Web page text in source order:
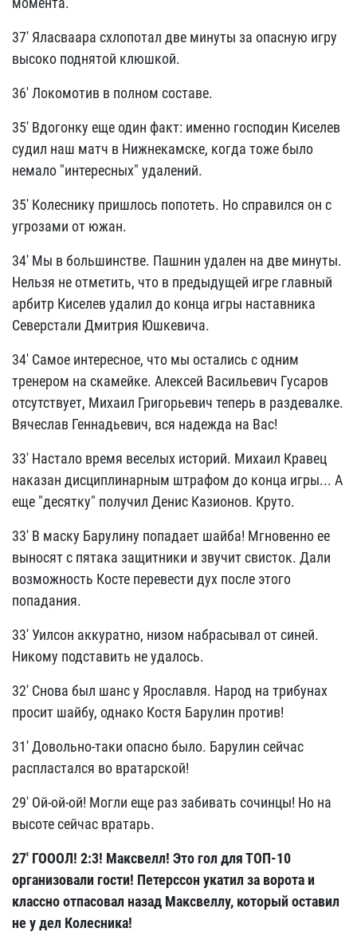
37' Яласваара схлопотал две минуты за опасную игру
высоко поднятой клюшкой.
36' Локомотив в полном составе.
35' Вдогонку еще один факт: именно господин Киселев
судил наш матч в Нижнекамске, когда тоже было
немало "интересных" удалений.
35' Колеснику пришлось попотеть. Но справился он с
угрозами от южан.
34' Мы в большинстве. Пашнин удален на две минуты.
Нельзя не отметить, что в предыдущей игре главный
арбитр Киселев удалил до конца игры наставника
Северстали Дмитрия Юшкевича.
34' Самое интересное, что мы остались с одним
тренером на скамейке. Алексей Васильевич Гусаров
отсутствует, Михаил Григорьевич теперь в раздевалке.
Вячеслав Геннадьевич, вся надежда на Вас!
33' Настало время веселых историй. Михаил Кравец
наказан дисциплинарным штрафом до конца игры... А
еще "десятку" получил Денис Казионов. Круто.
33' В маску Барулину попадает шайба! Мгновенно ее
выносят с пятака защитники и звучит свисток. Дали
возможность Косте перевести дух после этого
попадания.
33' Уилсон аккуратно, низом набрасывал от синей.
Никому подставить не удалось.
32' Снова был шанс у Ярославля. Народ на трибунах
просит шайбу, однако Костя Барулин против!
31' Довольно-таки опасно было. Барулин сейчас
распластался во вратарской!
29' Ой-ой-ой! Могли еще раз забивать сочинцы! Но на
высоте сейчас вратарь.
27' ГОООЛ! 2:3! Максвелл! Это гол для ТОП-10
организовали гости! Петерссон укатил за ворота и
классно отпасовал назад Максвеллу, который оставил
не у дел Колесника!